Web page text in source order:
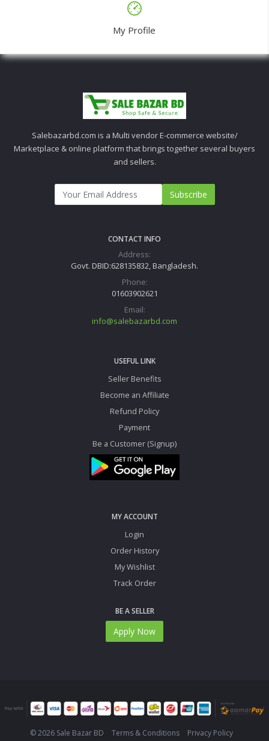
My Profile
Salebazarbd.com is a Multi vendor E-commerce website/
Marketplace & online platform that brings together several buyers
and sellers.
Subscribe
CONTACT INFO
Address:
Govt. DBID:628135832, Bangladesh.
Phone:
01603902621
Email:
info@salebazarbd.com
USEFUL LINK
Seller Benefits
Become an Affiliate
Refund Policy
Payment
Be a Customer (Signup)
MY ACCOUNT
Login
Order History
My Wishlist
Track Order
BE A SELLER
Apply Now
© 2026 Sale Bazar BD Terms & Conditions Privacy Policy